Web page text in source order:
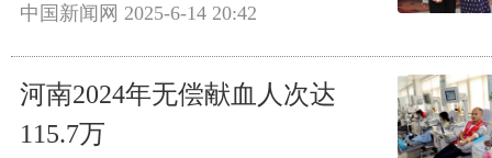
中国新闻网 2025-6-14 20:42
河南2024年无偿献血人次达
115.7万